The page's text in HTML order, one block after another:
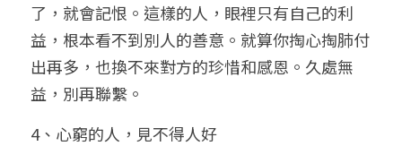
五行計算初階班
五行計算高階班
團隊訓練營
輕鬆學會科學八字推理
FB粉絲頁
繁體中文
0938617837
support@p8zicourse.com
了，就會記恨。這樣的人，眼裡只有自己的利
益，根本看不到別人的善意。就算你掏心掏肺付
出再多，也換不來對方的珍惜和感恩。久處無
益，別再聯繫。
4、心窮的人，見不得人好